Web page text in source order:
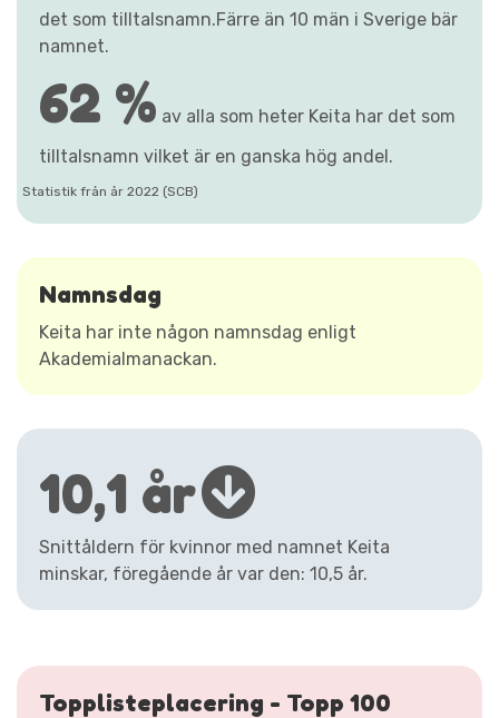
det som tilltalsnamn.Färre än 10 män i Sverige bär
namnet.
62 % av alla som heter Keita har det som
tilltalsnamn vilket är en ganska hög andel.
Statistik från år 2022 (SCB)
Namnsdag
Keita har inte någon namnsdag enligt
Akademialmanackan.
10,1 år
Snittåldern för kvinnor med namnet Keita
minskar, föregående år var den: 10,5 år.
Topplisteplacering - Topp 100